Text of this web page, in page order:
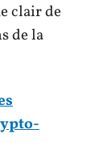
clair de
de la